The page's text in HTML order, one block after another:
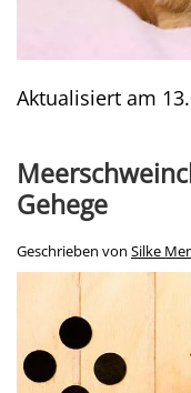
Aktualisiert am
Gehege
Geschrieben von Silke